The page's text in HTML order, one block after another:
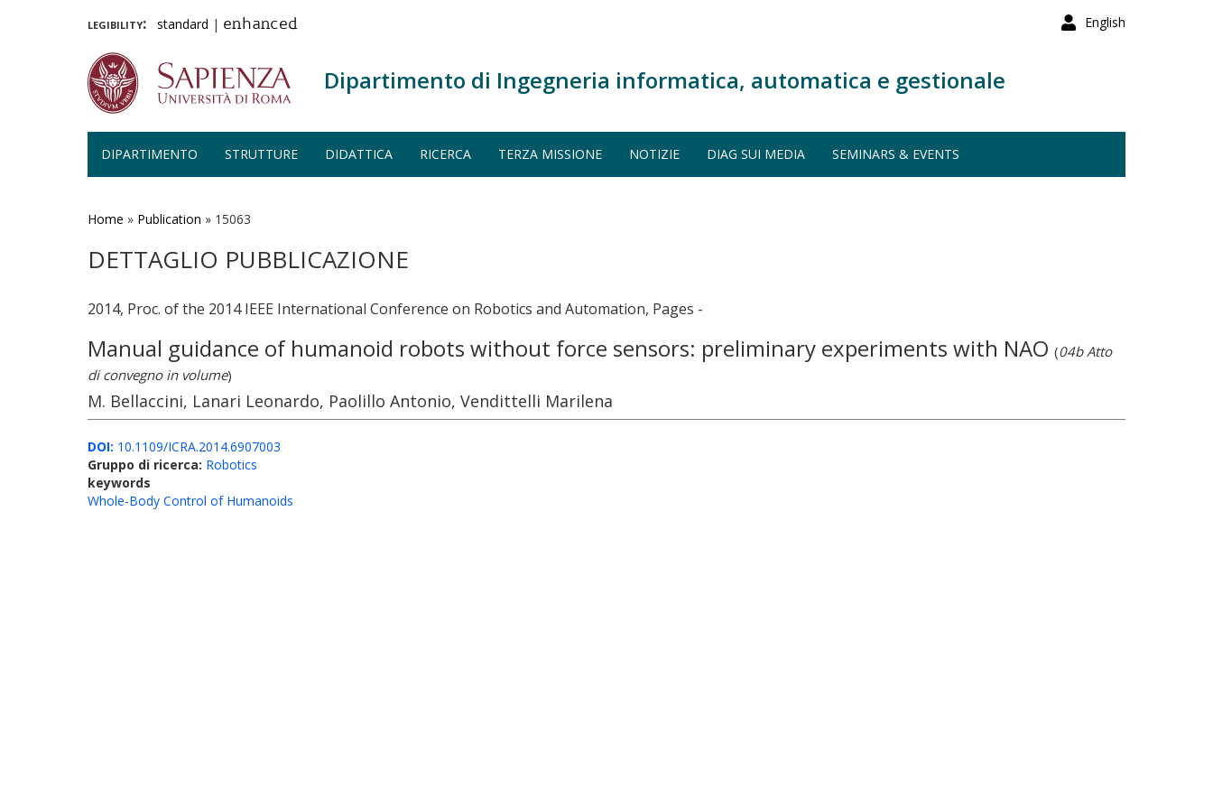
English
legibility: standard | enhanced
Dipartimento di Ingegneria informatica, automatica e gestionale
DIPARTIMENTO STRUTTURE DIDATTICA RICERCA TERZA MISSIONE NOTIZIE DIAG SUI MEDIA SEMINARS & EVENTS
Home » Publication » 15063
DETTAGLIO PUBBLICAZIONE
2014, Proc. of the 2014 IEEE International Conference on Robotics and Automation, Pages -
Manual guidance of humanoid robots without force sensors: preliminary experiments with NAO (04b Atto
di convegno in volume)
M. Bellaccini, Lanari Leonardo, Paolillo Antonio, Vendittelli Marilena
DOI: 10.1109/ICRA.2014.6907003
Gruppo di ricerca: Robotics
keywords
Whole-Body Control of Humanoids